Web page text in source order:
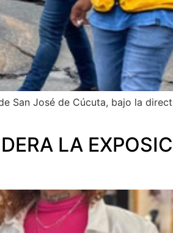
San José de Cúcuta, bajo la
LA